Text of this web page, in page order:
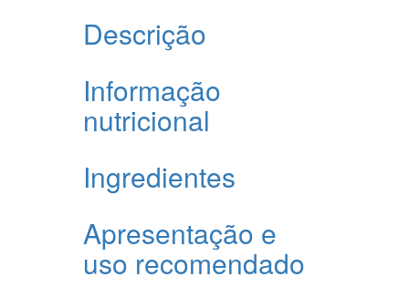
Descrição
Informação
nutricional
Ingredientes
Apresentação e
uso recomendado